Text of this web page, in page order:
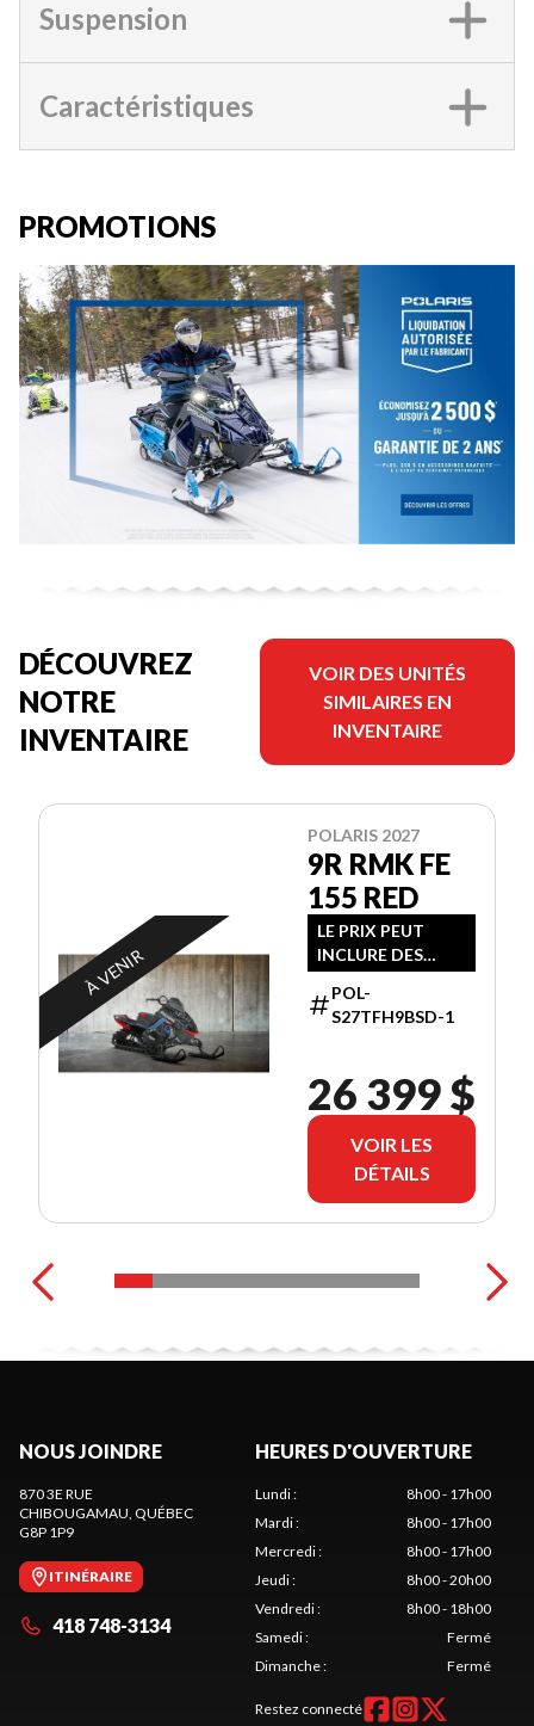
Suspension
Caractéristiques
PROMOTIONS
DÉCOUVREZ
NOTRE
INVENTAIRE
VOIR DES UNITÉS
SIMILAIRES EN
INVENTAIRE
À VENIR
POLARIS 2027
9R RMK FE
155 RED
LE PRIX PEUT
INCLURE DES
FRAIS
SUPPLÉMENTAIRE
POL-
S27TFH9BSD-1
26 399 $
VOIR LES
DÉTAILS
NOUS JOINDRE
870 3E RUE
CHIBOUGAMAU, QUÉBEC
G8P 1P9
ITINÉRAIRE
418 748-3134
HEURES D'OUVERTURE
Lundi:
8h00 - 17h00
Mardi:
8h00 - 17h00
Mercredi:
8h00 - 17h00
Jeudi:
8h00 - 20h00
Vendredi:
8h00 - 18h00
Samedi:
Fermé
Dimanche: Fermé
Restez connecté